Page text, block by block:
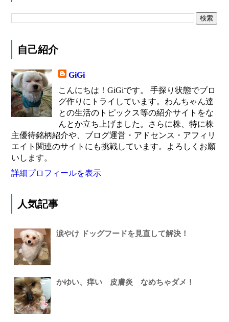
自己紹介
GiGi
こんにちは！GiGiです。 手探り状態でブロ
グ作りにトライしています。わんちゃん達
との生活のトピックス等の紹介サイトをな
んとか立ち上げました。さらに株、特に株
主優待銘柄紹介や、ブログ運営・アドセンス・アフィリ
エイト関連のサイトにも挑戦しています。よろしくお願
いします。
詳細プロフィールを表示
人気記事
涙やけ ドッグフードを見直して解決！
かゆい、痒い 皮膚炎 なめちゃダメ！